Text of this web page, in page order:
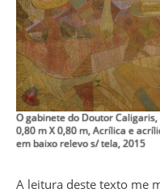
O gabinete do Doutor Caligaris,
0,80 m X 0,80 m, Acrílica e
em baixo relevo s/ tela, 2015
A leitura deste texto me